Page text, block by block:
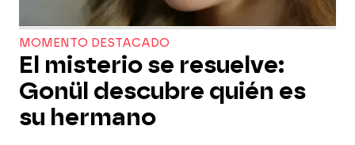
MOMENTO DESTACADO
El misterio se resuelve:
Gonül descubre quién es
su hermano